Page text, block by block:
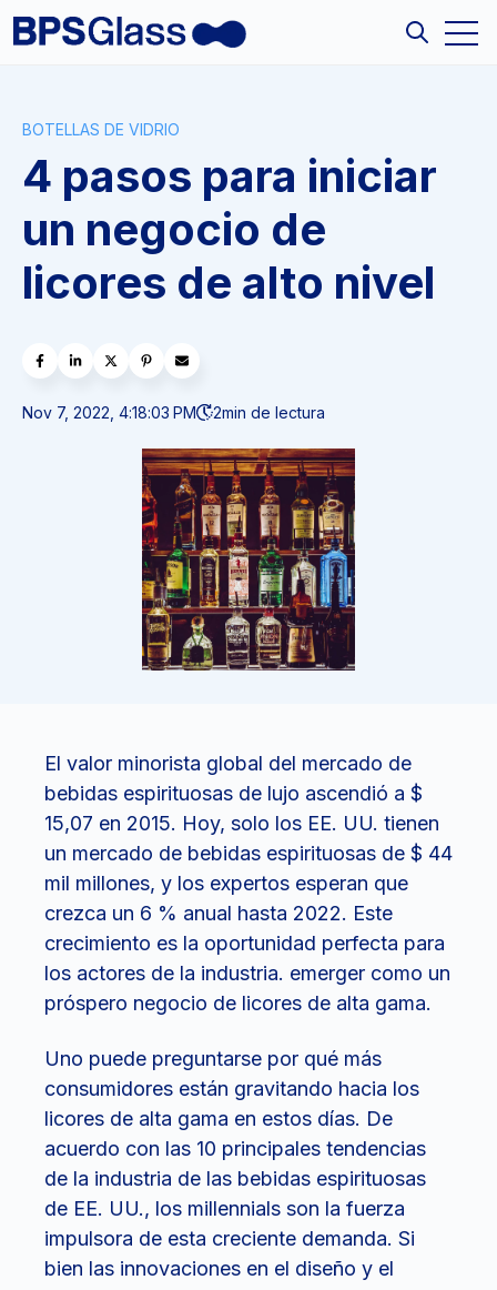
Open
BOTELLAS DE VIDRIO
4 pasos para iniciar
un negocio de
licores de alto nivel
Nov 7, 2022, 4:18:03 PM 2min de lectura
El valor minorista global del mercado de
bebidas espirituosas de lujo ascendió a $
15,07 en 2015. Hoy, solo los EE. UU. tienen
un mercado de bebidas espirituosas de $ 44
mil millones, y los expertos esperan que
crezca un 6 % anual hasta 2022. Este
crecimiento es la oportunidad perfecta para
los actores de la industria. emerger como un
próspero negocio de licores de alta gama.
Uno puede preguntarse por qué más
consumidores están gravitando hacia los
licores de alta gama en estos días. De
acuerdo con las 10 principales tendencias
de la industria de las bebidas espirituosas
de EE. UU., los millennials son la fuerza
impulsora de esta creciente demanda. Si
bien las innovaciones en el diseño y el